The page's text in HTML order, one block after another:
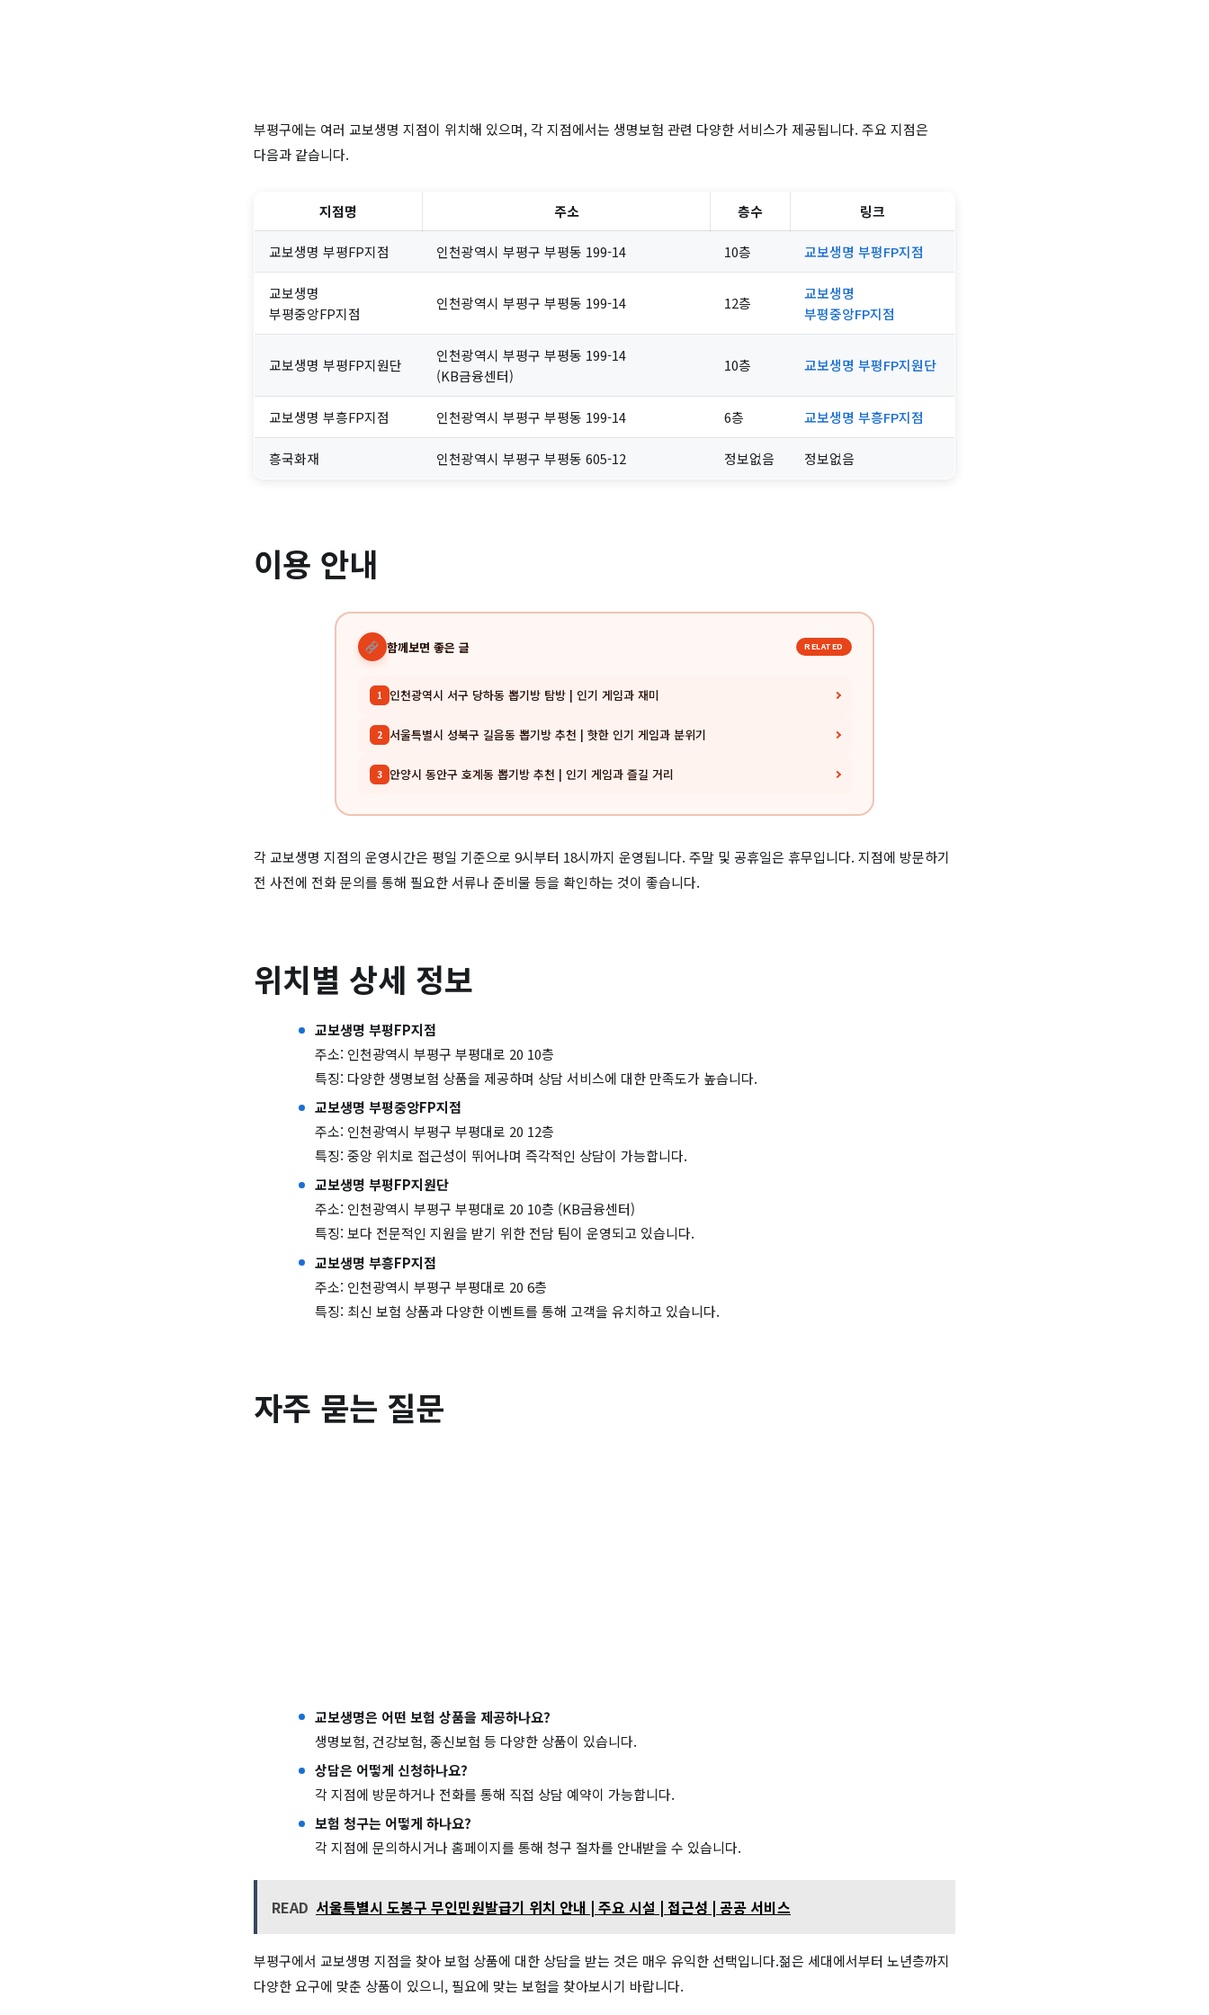
부평구에는 여러 교보생명 지점이 위치해 있으며, 각 지점에서는 생명보험 관련 다양한 서비스가 제공됩니다. 주요 지점은
다음과 같습니다.
지점명 주소 층수 링크
교보생명 부평FP지점 인천광역시 부평구 부평동 199-14 10층 교보생명 부평FP지점
교보생명
부평중앙FP지점
인천광역시 부평구 부평동 199-14 12층
교보생명
부평중앙FP지점
교보생명 부평FP지원단
인천광역시 부평구 부평동 199-14
(KB금융센터)
10층 교보생명 부평FP지원단
교보생명 부흥FP지점 인천광역시 부평구 부평동 199-14 6층 교보생명 부흥FP지점
흥국화재 인천광역시 부평구 부평동 605-12 정보없음 정보없음
이용 안내
함께보면 좋은 글 RELATED
1 인천광역시 서구 당하동 뽑기방 탐방 | 인기 게임과 재미
2 서울특별시 성북구 길음동 뽑기방 추천 | 핫한 인기 게임과 분위기
3 안양시 동안구 호계동 뽑기방 추천 | 인기 게임과 즐길 거리
각 교보생명 지점의 운영시간은 평일 기준으로 9시부터 18시까지 운영됩니다. 주말 및 공휴일은 휴무입니다. 지점에 방문하기
전 사전에 전화 문의를 통해 필요한 서류나 준비물 등을 확인하는 것이 좋습니다.
위치별 상세 정보
교보생명 부평FP지점
주소: 인천광역시 부평구 부평대로 20 10층
특징: 다양한 생명보험 상품을 제공하며 상담 서비스에 대한 만족도가 높습니다.
교보생명 부평중앙FP지점
주소: 인천광역시 부평구 부평대로 20 12층
특징: 중앙 위치로 접근성이 뛰어나며 즉각적인 상담이 가능합니다.
교보생명 부평FP지원단
주소: 인천광역시 부평구 부평대로 20 10층 (KB금융센터)
특징: 보다 전문적인 지원을 받기 위한 전담 팀이 운영되고 있습니다.
교보생명 부흥FP지점
주소: 인천광역시 부평구 부평대로 20 6층
특징: 최신 보험 상품과 다양한 이벤트를 통해 고객을 유치하고 있습니다.
자주 묻는 질문
교보생명은 어떤 보험 상품을 제공하나요?
생명보험, 건강보험, 종신보험 등 다양한 상품이 있습니다.
상담은 어떻게 신청하나요?
각 지점에 방문하거나 전화를 통해 직접 상담 예약이 가능합니다.
보험 청구는 어떻게 하나요?
각 지점에 문의하시거나 홈페이지를 통해 청구 절차를 안내받을 수 있습니다.
READ 서울특별시 도봉구 무인민원발급기 위치 안내 | 주요 시설 | 접근성 | 공공 서비스
부평구에서 교보생명 지점을 찾아 보험 상품에 대한 상담을 받는 것은 매우 유익한 선택입니다.젊은 세대에서부터 노년층까지
다양한 요구에 맞춘 상품이 있으니, 필요에 맞는 보험을 찾아보시기 바랍니다.